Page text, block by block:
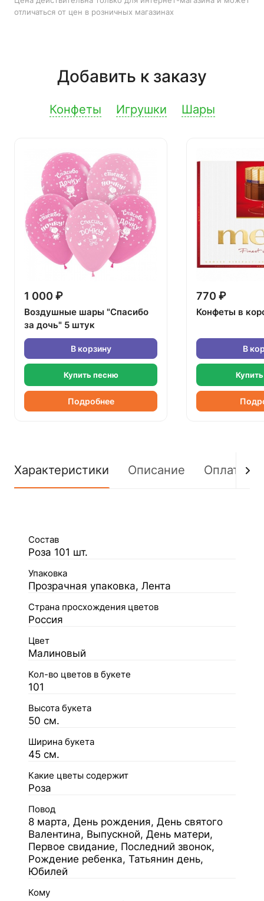
отличаться от цен в розничных магазинах
Добавить к заказу
Конфеты Игрушки Шары
1 000 ₽
Воздушные шары "Спасибо
за дочь" 5 штук
В корзину
Купить песню
Подробнее
770 ₽
Конфеты в
В
Характеристики Описание Оплата
Состав
Роза 101 шт.
Упаковка
Прозрачная упаковка, Лента
Страна просхождения цветов
Россия
Цвет
Малиновый
Кол-во цветов в букете
101
Высота букета
50 см.
Ширина букета
45 см.
Какие цветы содержит
Роза
Повод
8 марта, День рождения, День святого
Валентина, Выпускной, День матери,
Первое свидание, Последний звонок,
Рождение ребенка, Татьянин день,
Юбилей
Кому